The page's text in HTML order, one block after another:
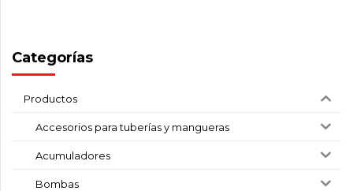
Categorías
Productos
Accesorios para tuberías y mangueras
Acumuladores
Bombas